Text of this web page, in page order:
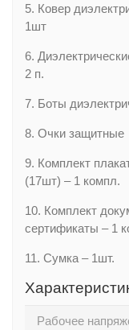
5. Ковер
1шт
6.
2 п.
7. Боты
8. Очки защитные
9. Комплект
(17шт) – 1 компл.
10. Комплект
сертификаты – 1
11. Сумка – 1шт.
Рабочее